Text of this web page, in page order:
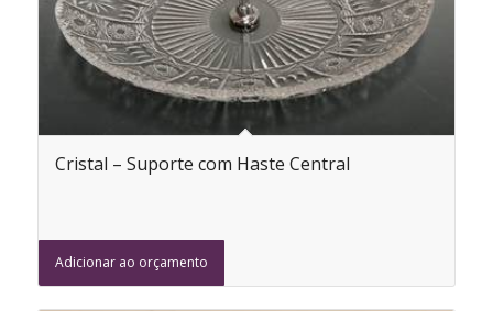
Cristal – Suporte com Haste Central
Adicionar ao orçamento